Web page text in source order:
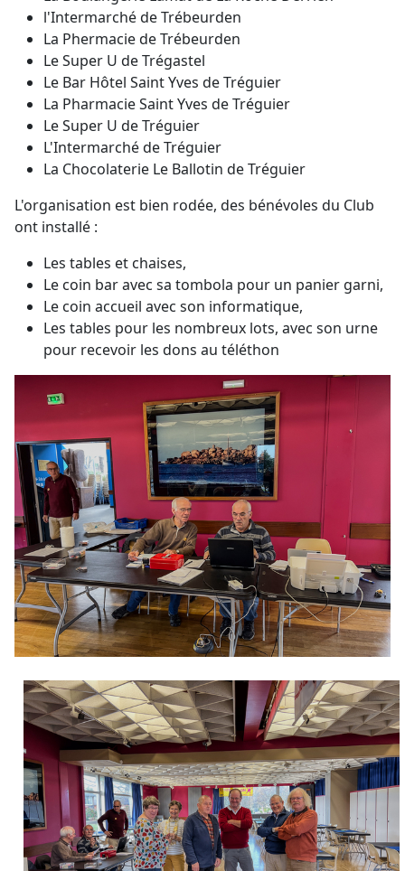
l'Intermarché de Trébeurden
La Phermacie de Trébeurden
Le Super U de Trégastel
Le Bar Hôtel Saint Yves de Tréguier
La Pharmacie Saint Yves de Tréguier
Le Super U de Tréguier
L'Intermarché de Tréguier
La Chocolaterie Le Ballotin de Tréguier
L'organisation est bien rodée, des bénévoles du Club
ont installé :
Les tables et chaises,
Le coin bar avec sa tombola pour un panier garni,
Le coin accueil avec son informatique,
Les tables pour les nombreux lots, avec son urne
pour recevoir les dons au téléthon